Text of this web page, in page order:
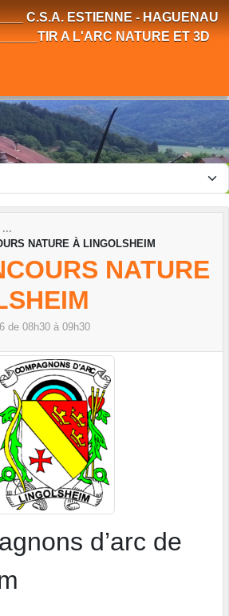
C.S.A. ESTIENNE - HAGUENAU
A L'ARC NATURE ET 3D
NATURE À LINGOLSHEIM
NATURE
de 08h30 à 09h30
d’arc de
cookies